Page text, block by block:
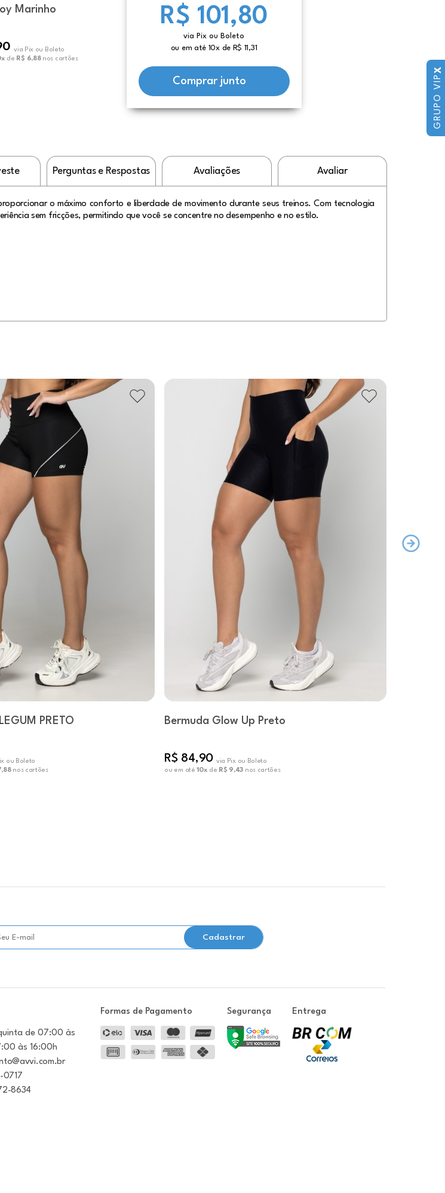
Marinho
via Pix ou Boleto
de R$ 6,88nos cartões
R$ 101,80
via Pix ou Boleto
ou em até 10x de R$ 11,31
Comprar junto
Perguntas e Respostas Avaliações Avaliar
o máximo conforto e liberdade de movimento durante seus treinos. Com tecnologia
sem fricções, permitindo que você se concentre no desempenho e no estilo.
PRETO
ou Boleto
nos cartões
Bermuda Glow Up Preto
R$ 84,90 via Pix ou Boleto
ou em até10x de R$ 9,43 nos cartões
Cadastrar
de 07:00 às
às 16:00h
0717
8634
Formas de Pagamento Segurança Entrega
GRUPO VIP
X